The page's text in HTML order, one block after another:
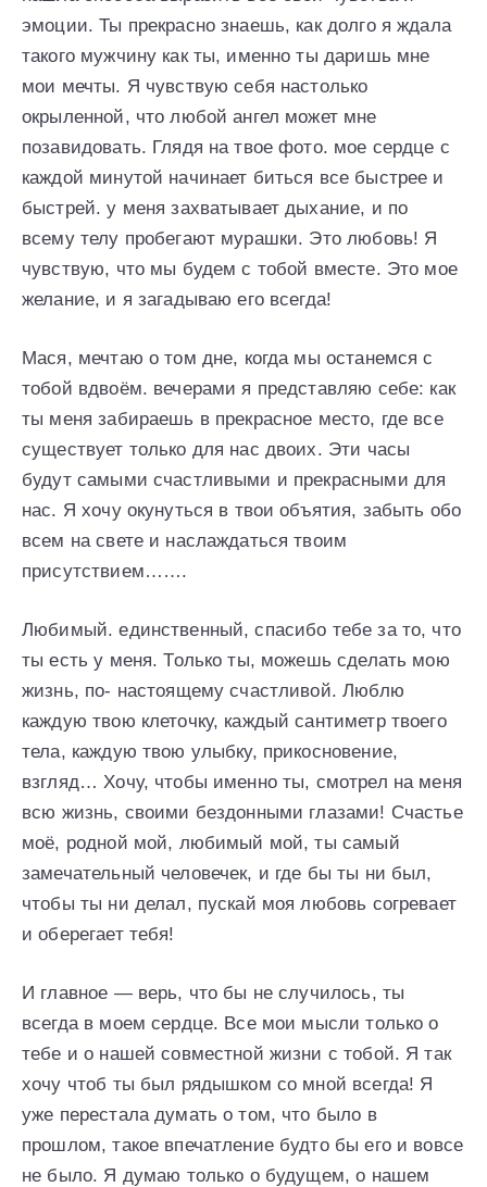
эмоции. Ты прекрасно знаешь, как долго я ждала
такого мужчину как ты, именно ты даришь мне
мои мечты. Я чувствую себя настолько
окрыленной, что любой ангел может мне
позавидовать. Глядя на твое фото. мое сердце с
каждой минутой начинает биться все быстрее и
быстрей. у меня захватывает дыхание, и по
всему телу пробегают мурашки. Это любовь! Я
чувствую, что мы будем с тобой вместе. Это мое
желание, и я загадываю его всегда!
Мася, мечтаю о том дне, когда мы останемся с
тобой вдвоём. вечерами я представляю себе: как
ты меня забираешь в прекрасное место, где все
существует только для нас двоих. Эти часы
будут самыми счастливыми и прекрасными для
нас. Я хочу окунуться в твои объятия, забыть обо
всем на свете и наслаждаться твоим
присутствием…….
Любимый. единственный, спасибо тебе за то, что
ты есть у меня. Только ты, можешь сделать мою
жизнь, по- настоящему счастливой. Люблю
каждую твою клеточку, каждый сантиметр твоего
тела, каждую твою улыбку, прикосновение,
взгляд… Хочу, чтобы именно ты, смотрел на меня
всю жизнь, своими бездонными глазами! Счастье
моё, родной мой, любимый мой, ты самый
замечательный человечек, и где бы ты ни был,
чтобы ты ни делал, пускай моя любовь согревает
и оберегает тебя!
И главное — верь, что бы не случилось, ты
всегда в моем сердце. Все мои мысли только о
тебе и о нашей совместной жизни с тобой. Я так
хочу чтоб ты был рядышком со мной всегда! Я
уже перестала думать о том, что было в
прошлом, такое впечатление будто бы его и вовсе
не было. Я думаю только о будущем, о нашем